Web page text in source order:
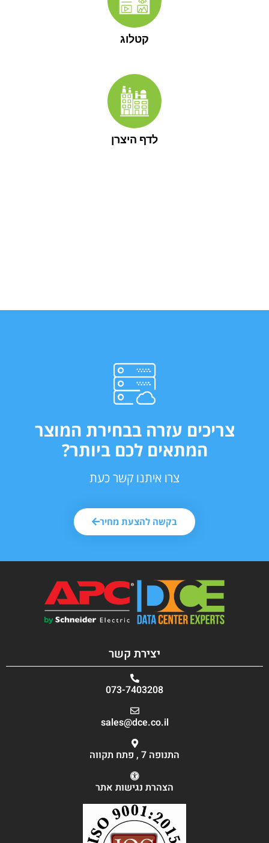
קטלוג
לדף היצרן
צריכים עזרה בבחירת המוצר
המתאים לכם ביותר?
צרו איתנו קשר כעת
בקשה להצעת מחיר
יצירת קשר
073-7403208
sales@dce.co.il
התנופה 7 , פתח תקווה
הצהרת נגישות אתר